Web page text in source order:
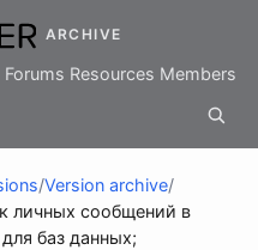
ARCHIVE
Forums Resources Members
/Version archive/
личных сообщений в
баз данных;